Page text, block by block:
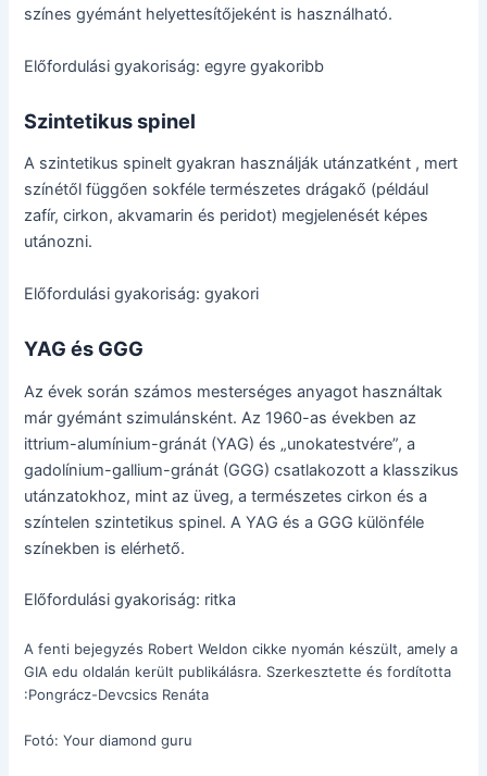
színes gyémánt helyettesítőjeként is használható.
Előfordulási gyakoriság: egyre gyakoribb
Szintetikus spinel
A szintetikus spinelt gyakran használják utánzatként , mert
színétől függően sokféle természetes drágakő (például
zafír, cirkon, akvamarin és peridot) megjelenését képes
utánozni.
Előfordulási gyakoriság: gyakori
YAG és GGG
Az évek során számos mesterséges anyagot használtak
már gyémánt szimulánsként. Az 1960-as években az
ittrium-alumínium-gránát (YAG) és „unokatestvére”, a
gadolínium-gallium-gránát (GGG) csatlakozott a klasszikus
utánzatokhoz, mint az üveg, a természetes cirkon és a
színtelen szintetikus spinel. A YAG és a GGG különféle
színekben is elérhető.
Előfordulási gyakoriság: ritka
A fenti bejegyzés Robert Weldon cikke nyomán készült, amely a
GIA edu oldalán került publikálásra. Szerkesztette és fordította
:Pongrácz-Devcsics Renáta
Fotó: Your diamond guru